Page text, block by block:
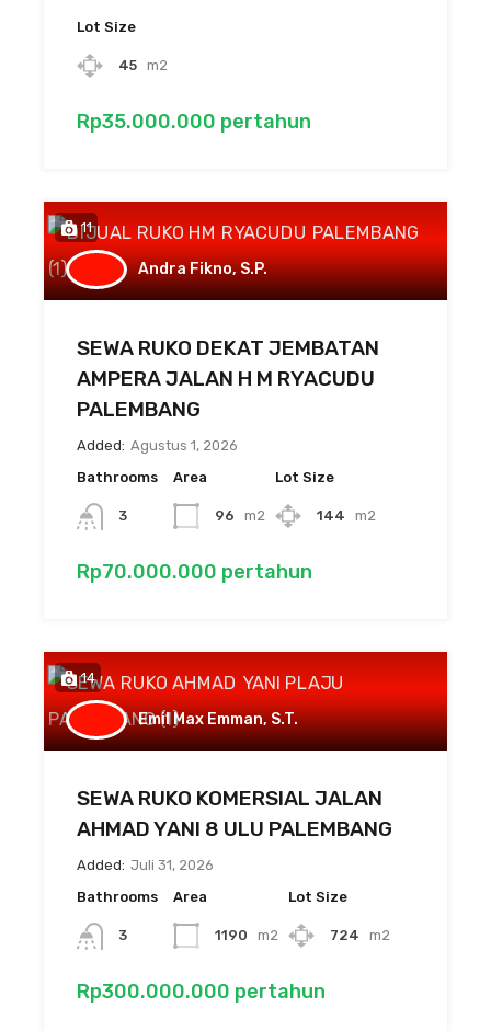
Lot Size
45 m2
Rp35.000.000 pertahun
11
Andra Fikno, S.P.
SEWA RUKO DEKAT JEMBATAN
AMPERA JALAN H M RYACUDU
PALEMBANG
Added: Agustus 1, 2026
Bathrooms
3
Area
96 m2
Lot Size
144 m2
Rp70.000.000 pertahun
14
Emil Max Emman, S.T.
SEWA RUKO KOMERSIAL JALAN
AHMAD YANI 8 ULU PALEMBANG
Added: Juli 31, 2026
Bathrooms
3
Area
1190 m2
Lot Size
724 m2
Rp300.000.000 pertahun